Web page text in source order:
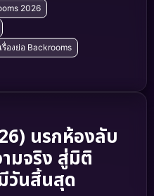
2026
เรื่องย่อ Backrooms
นรกห้องลับ
มจริง สู่มิติ
วันสิ้นสุด